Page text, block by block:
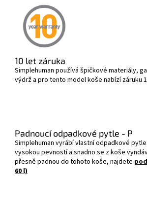
10 let záruka
Simplehuman používá špičkové materiály,
výdrž a pro tento model koše nabízí záruku
Padnoucí odpadkové pytle - P
Simplehuman vyrábí vlastní odpadkové
vysokou pevností a snadno se z koše
přesně padnou do tohoto koše, najdete
60 l)